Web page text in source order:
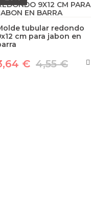
tubular redondo
cm para jabon en
€ 4,55 €